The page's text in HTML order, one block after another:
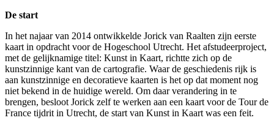
De start
In het najaar van 2014 ontwikkelde Jorick van Raalten zijn eerste
kaart in opdracht voor de Hogeschool Utrecht. Het afstudeerproject,
met de gelijknamige titel: Kunst in Kaart, richtte zich op de
kunstzinnige kant van de cartografie. Waar de geschiedenis rijk is
aan kunstzinnige en decoratieve kaarten is het op dat moment nog
niet bekend in de huidige wereld. Om daar verandering in te
brengen, besloot Jorick zelf te werken aan een kaart voor de Tour de
France tijdrit in Utrecht, de start van Kunst in Kaart was een feit.